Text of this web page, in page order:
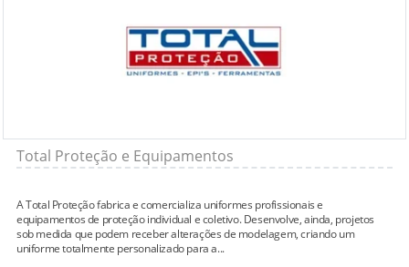
Total Proteção e Equipamentos
A Total Proteção fabrica e comercializa uniformes profissionais e
equipamentos de proteção individual e coletivo. Desenvolve, ainda, projetos
sob medida que podem receber alterações de modelagem, criando um
uniforme totalmente personalizado para a...